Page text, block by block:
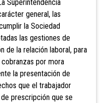
Superintendencia
general, las
la Sociedad
las gestiones de
de la relación laboral, para
por mora
la presentación de
que el trabajador
prescripción que se